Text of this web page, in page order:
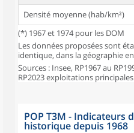
Densité moyenne (hab/km²)
(*) 1967 et 1974 pour les DOM
Les données proposées sont
identique, dans la géographie
Sources : Insee, RP1967 au
RP2023 exploitations
POP T3M - Indicateurs
historique depuis 1968